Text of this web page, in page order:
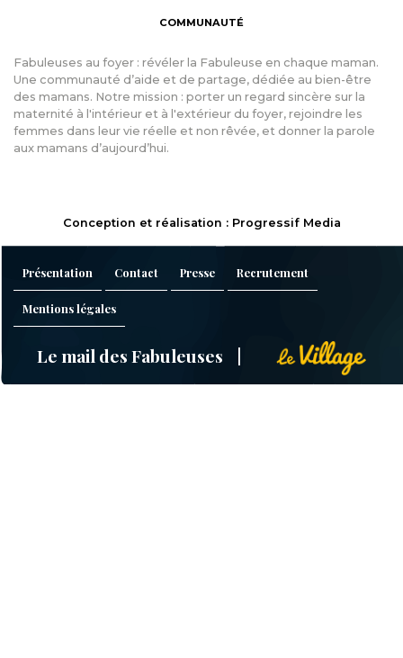
COMMUNAUTÉ
Fabuleuses au foyer : révéler la Fabuleuse en chaque maman.
Une communauté d’aide et de partage, dédiée au bien-être
des mamans. Notre mission : porter un regard sincère sur la
maternité à l'intérieur et à l'extérieur du foyer, rejoindre les
femmes dans leur vie réelle et non rêvée, et donner la parole
aux mamans d’aujourd’hui.
Conception et réalisation : Progressif Media
Présentation Contact Presse Recrutement
Mentions légales
Le mail des Fabuleuses